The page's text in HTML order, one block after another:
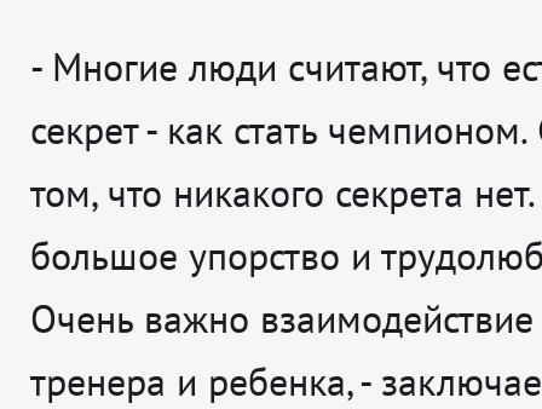
- Многие люди считают, что
секрет - как стать чемпионом.
том, что никакого секрета
большое упорство и
Очень важно взаимодействие
тренера и ребенка, -